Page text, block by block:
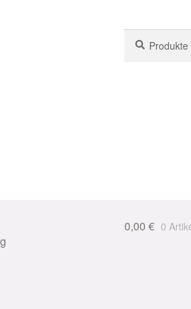
nach:
0,00 € 0